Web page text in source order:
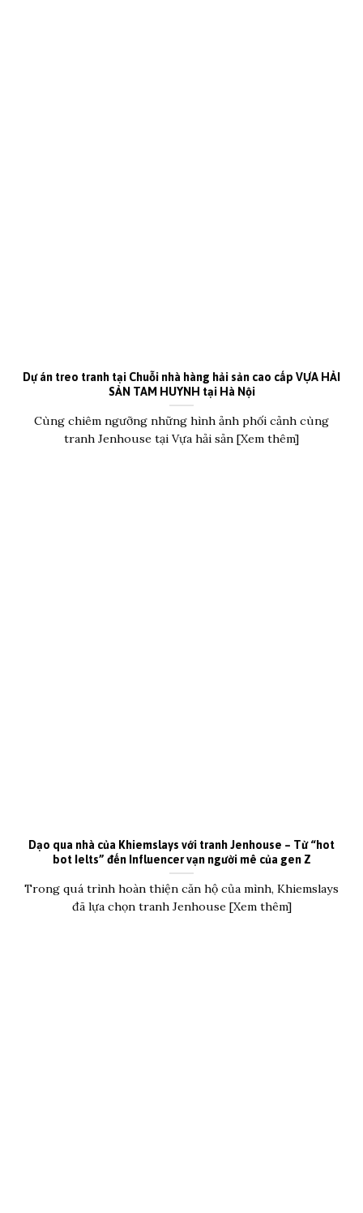
Dự án treo tranh tại Chuỗi nhà hàng hải sản cao cấp VỰA HẢI
SẢN TAM HUYNH tại Hà Nội
Cùng chiêm ngưỡng những hình ảnh phối cảnh cùng
tranh Jenhouse tại Vựa hải sản [Xem thêm]
Dạo qua nhà của Khiemslays với tranh Jenhouse – Từ “hot
bot Ielts” đến Influencer vạn người mê của gen Z
Trong quá trình hoàn thiện căn hộ của mình, Khiemslays
đã lựa chọn tranh Jenhouse [Xem thêm]